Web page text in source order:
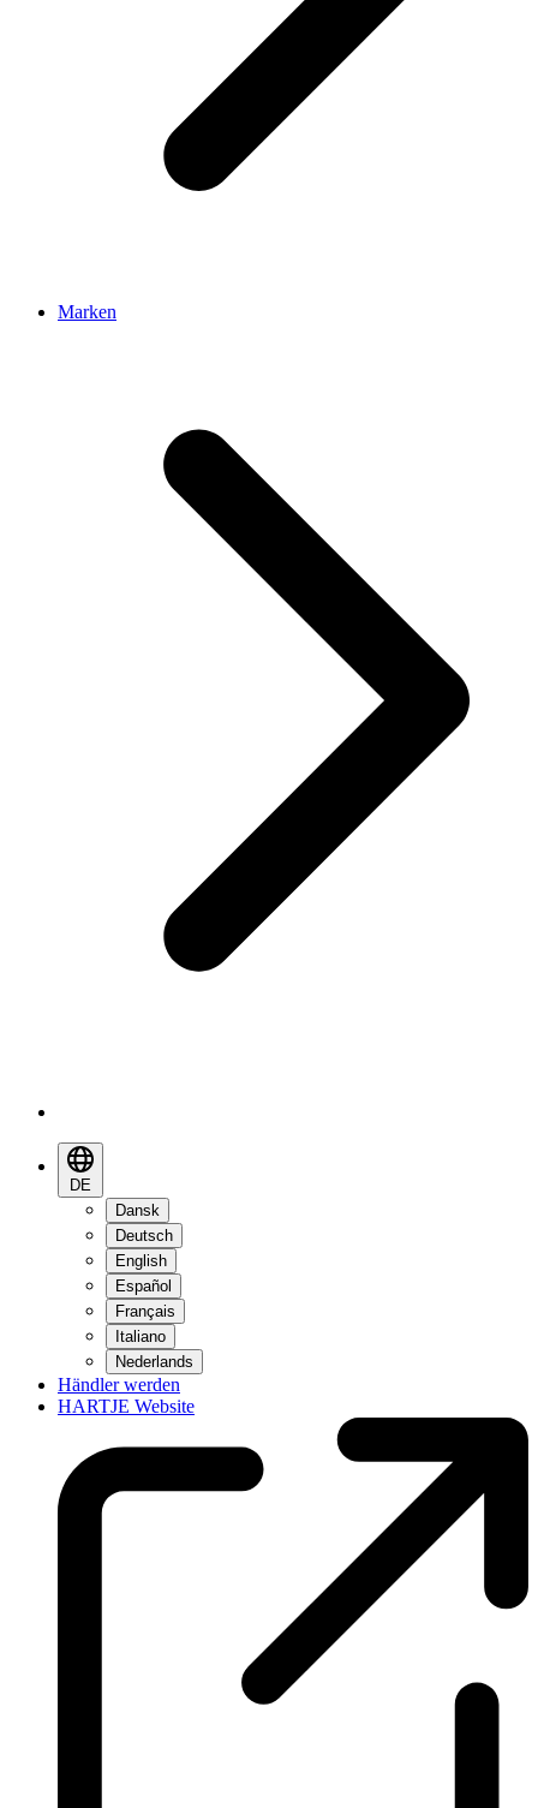
Marken
DE
Dansk
Deutsch
English
Español
Français
Italiano
Nederlands
Händler werden
HARTJE Website